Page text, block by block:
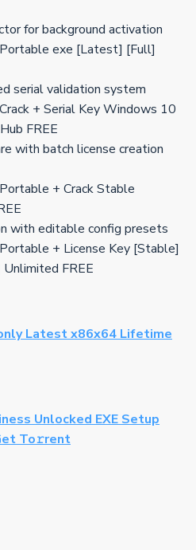
for background activation
exe [Latest] [Full]
serial validation system
+ Serial Key Windows 10
FREE
with batch license creation
+ Crack Stable
with editable config presets
+ License Key [Stable]
FREE
Latest x86x64 Lifetime
Unlocked EXE Setup
To𝚛rent